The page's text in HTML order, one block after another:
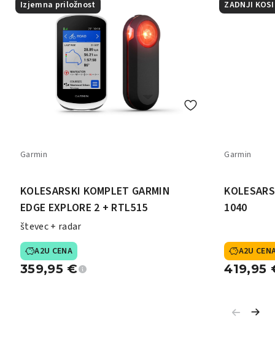
Izjemna priložnost
Garmin
KOLESARSKI KOMPLET GARMIN
EDGE EXPLORE 2 + RTL515
števec + radar
A2U CENA
359,95 €
ZADNJI
Garmin
1040
A2U
419,95